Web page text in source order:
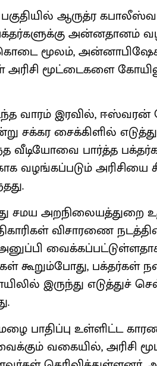
ஆருத்ர
அன்னதானம்
மூலம், அன்னாபிஷேகம்
அரிசி மூட்டைகளை
வாரம் இரவில், ஈஸ்வரன்
சக்கர சைக்கிளில்
வீடியோவை பார்த்த
வழங்கப்படும் அரிசியை
சமய அறநிலையத்துறை
விசாரணை
கூறும்போது,
இருந்து எடுத்துச்
பாதிப்பு உள்ளிட்ட
வகையில், அரிசி